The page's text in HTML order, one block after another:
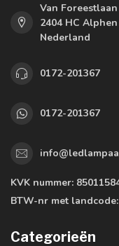
Van Foreestlaan
2404 HC
Nederland
0172-201367
0172-201367
KVK nummer:
BTW-nr met landcode:
Categorieën